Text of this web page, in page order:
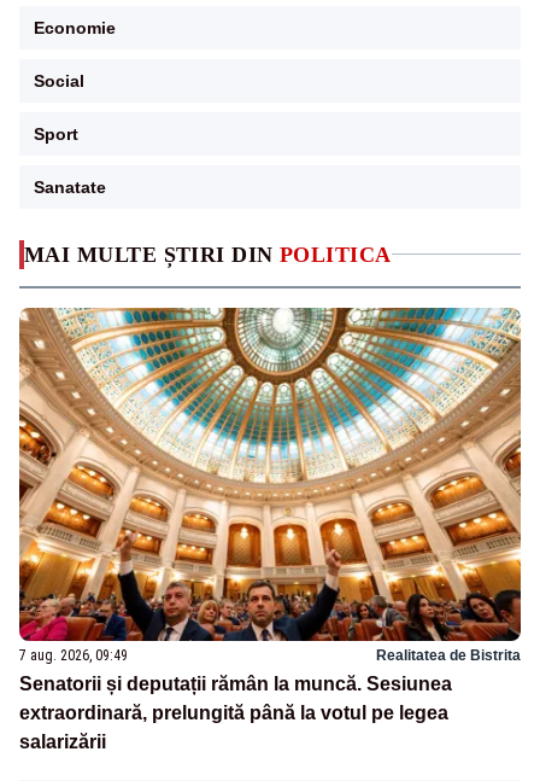
MAI MULTE ȘTIRI DIN POLITICA
7 aug. 2026, 09:49 Realitatea de Bistrita
Senatorii și deputații rămân la muncă. Sesiunea
extraordinară, prelungită până la votul pe legea
salarizării
Economie
Social
Sport
Sanatate